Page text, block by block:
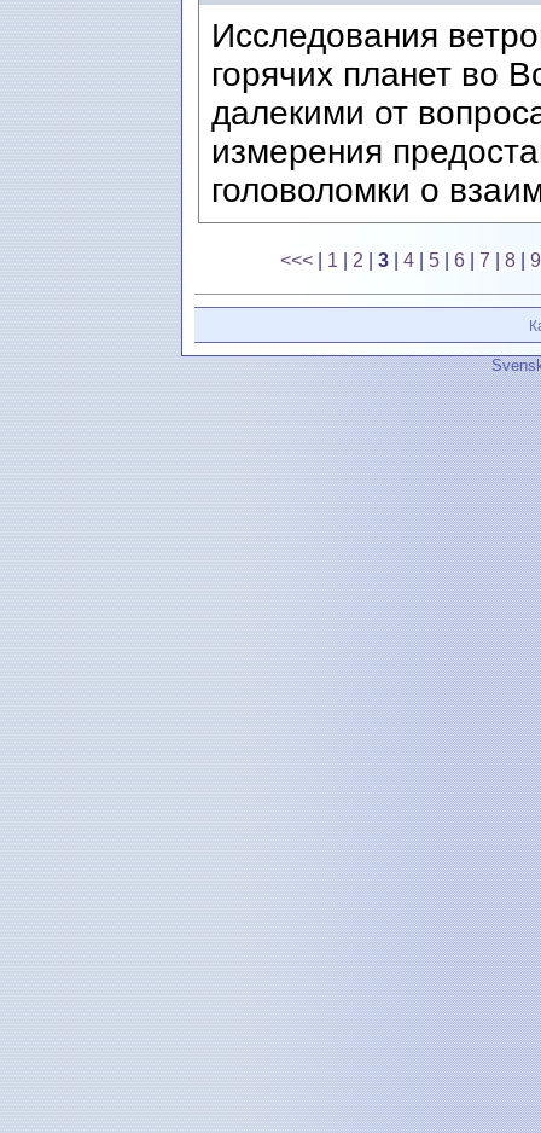
Исследования
горячих планет во
далекими от
измерения
головоломки о
<<< 1 2 3 4 5 6 7 8 9